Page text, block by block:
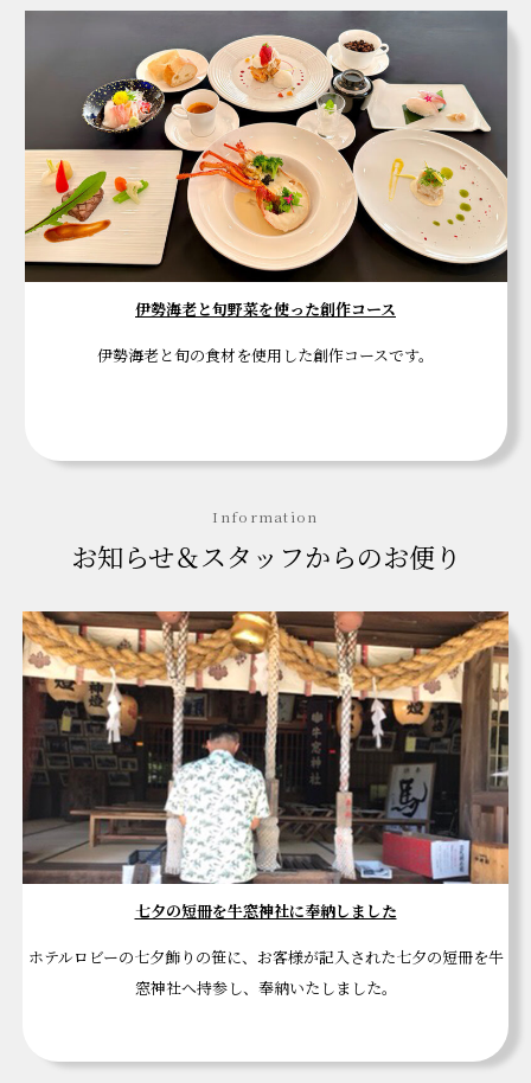
伊勢海老と旬野菜を使った創作コース
伊勢海老と旬の食材を使用した創作コースです。
お知らせ＆スタッフからのお便り
Information
七夕の短冊を牛窓神社に奉納しました
ホテルロビーの七夕飾りの笹に、お客様が記入された七夕の短冊を牛
窓神社へ持参し、奉納いたしました。